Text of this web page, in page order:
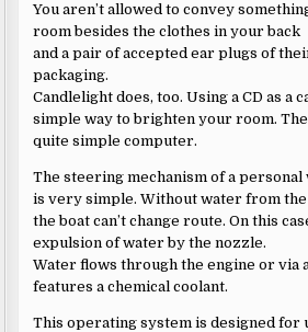
You aren’t allowed to convey
room besides the clothes in your back
and a pair of accepted ear plugs of
packaging.
Candlelight does, too. Using a CD as a
simple way to brighten your room.
quite simple computer.
The steering mechanism of a
is very simple. Without water from
the boat can’t change route. On this
expulsion of water by the nozzle.
Water flows through the engine or via
features a chemical coolant.
This operating system is designed for